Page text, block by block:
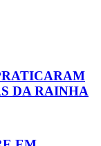
DA RAINHA